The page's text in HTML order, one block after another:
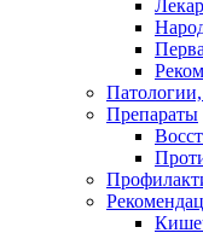
Препараты